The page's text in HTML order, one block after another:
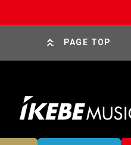
PAGE TOP